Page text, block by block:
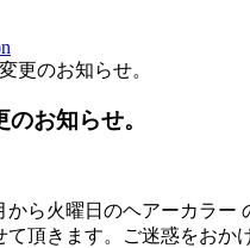
更のお知らせ。
お知らせ。
から火曜日のヘアーカラ
て頂きます。ご迷惑をおか